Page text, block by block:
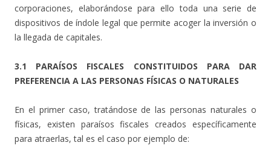
corporaciones, elaborándose para ello toda una serie de
dispositivos de índole legal que permite acoger la inversión o
la llegada de capitales.
3.1 PARAÍSOS FISCALES CONSTITUIDOS PARA DAR
PREFERENCIA A LAS PERSONAS FÍSICAS O NATURALES
En el primer caso, tratándose de las personas naturales o
físicas, existen paraísos fiscales creados específicamente
para atraerlas, tal es el caso por ejemplo de: